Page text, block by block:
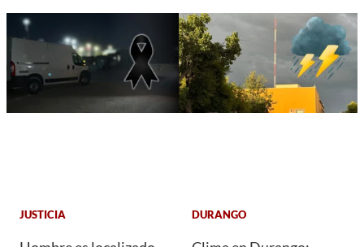
JUSTICIA DURANGO